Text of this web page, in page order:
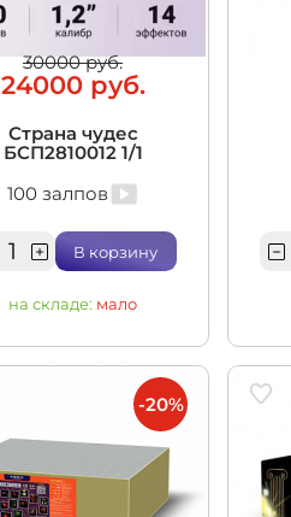
30000 руб.
24000 руб.
Страна чудес
БСП2810012 1/1
100 залпов
В корзину
на складе: мало
-20%